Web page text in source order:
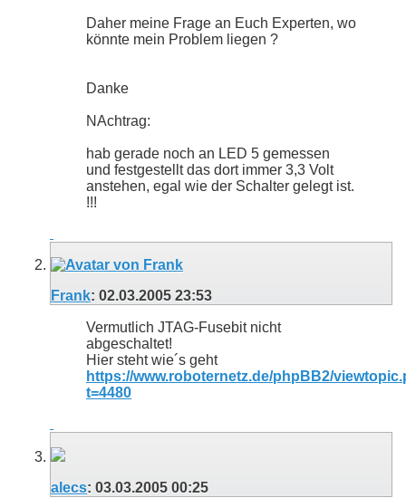
Daher meine Frage an Euch Experten, wo
könnte mein Problem liegen ?
Danke
NAchtrag:
hab gerade noch an LED 5 gemessen
und festgestellt das dort immer 3,3 Volt
anstehen, egal wie der Schalter gelegt ist.
!!!
Frank: 02.03.2005 23:53
Vermutlich JTAG-Fusebit nicht
abgeschaltet!
Hier steht wie´s geht
https://www.roboternetz.de/phpBB2/
t=4480
alecs: 03.03.2005 00:25